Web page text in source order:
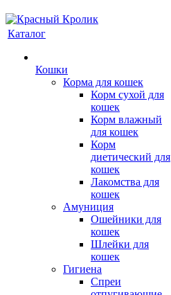
Каталог
Кошки
Корма для кошек
Корм сухой для
кошек
Корм влажный
для кошек
Корм
диетический для
кошек
Лакомства для
кошек
Амуниция
Ошейники для
кошек
Шлейки для
кошек
Гигиена
Спреи